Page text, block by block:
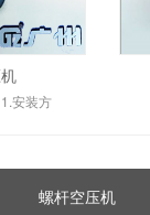
安装方
螺杆空压机